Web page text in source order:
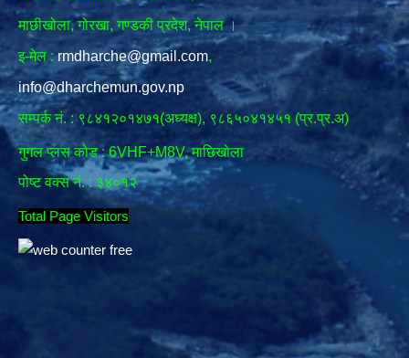
माछीखोला, गोरखा, गण्डकी प्रदेश, नेपाल ।
इ-मेल : rmdharche@gmail.com,
info@dharchemun.gov.np
सम्पर्क नं. : ९८४१२०१४७१(अध्यक्ष), ९८६५०४१४५१ (प्र.प्र.अ)
गुगल प्लस कोड : 6VHF+M8V, माछिखोला
पोष्ट वक्स नं. : ३४०१२
Total Page Visitors